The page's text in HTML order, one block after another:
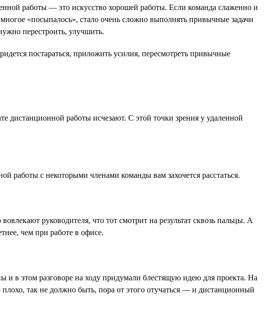
работы — это искусство хорошей работы. Если команда слаженно и
«посыпалось», стало очень сложно выполнять привычные задачи
перестроить, улучшить.
постараться, приложить усилия, пересмотреть привычные
дистанционной работы исчезают. С этой точки зрения у удаленной
работы с некоторыми членами команды вам захочется расстаться.
руководителя, что тот смотрит на результат сквозь пальцы. А
чем при работе в офисе.
и в этом разговоре на ходу придумали блестящую идею для проекта. На
так не должно быть, пора от этого отучаться — и дистанционный